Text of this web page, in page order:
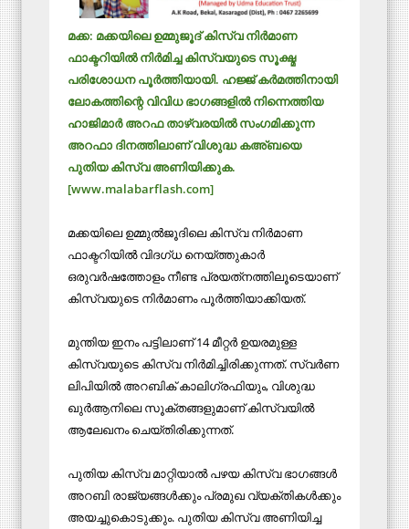
മക്ക: മക്കയിലെ ഉമ്മുജൂദ് കിസ്‌വ നിര്‍മാണ
ഫാക്ടറിയില്‍ നിര്‍മിച്ച കിസ്‌വയുടെ സൂക്ഷ്മ
പരിശോധന പൂര്‍ത്തിയായി. ഹജ്ജ് കര്‍മത്തിനായി
ലോകത്തിന്റെ വിവിധ ഭാഗങ്ങളില്‍ നിന്നെത്തിയ
ഹാജിമാര്‍ അറഫ താഴ്‌വരയില്‍ സംഗമിക്കുന്ന
അറഫാ ദിനത്തിലാണ് വിശുദ്ധ കഅ്ബയെ
പുതിയ കിസ്‌വ അണിയിക്കുക.
[www.malabarflash.com]
മക്കയിലെ ഉമ്മുല്‍ജൂദിലെ കിസ്‌വ നിര്‍മാണ
ഫാക്ടറിയില്‍ വിദഗ്ധ നെയ്ത്തുകാര്‍
ഒരുവര്‍ഷത്തോളം നീണ്ട പ്രയത്‌നത്തിലൂടെയാണ്
കിസ്‌വയുടെ നിര്‍മാണം പൂര്‍ത്തിയാക്കിയത്.
മുന്തിയ ഇനം പട്ടിലാണ് 14 മീറ്റര്‍ ഉയരമുള്ള
കിസ്‌വയുടെ കിസ്‌വ നിര്‍മിച്ചിരിക്കുന്നത്. സ്വര്‍ണ
ലിപിയില്‍ അറബിക് കാലിഗ്രഫിയും, വിശുദ്ധ
ഖുര്‍ആനിലെ സൂക്തങ്ങളുമാണ് കിസ്‌വയില്‍
ആലേഖനം ചെയ്തിരിക്കുന്നത്.
പുതിയ കിസ്‌വ മാറ്റിയാല്‍ പഴയ കിസ്‌വ ഭാഗങ്ങള്‍
അറബി രാജ്യങ്ങള്‍ക്കും പ്രമുഖ വ്യക്തികള്‍ക്കും
അയച്ചുകൊടുക്കും. പുതിയ കിസ്‌വ അണിയിച്ച